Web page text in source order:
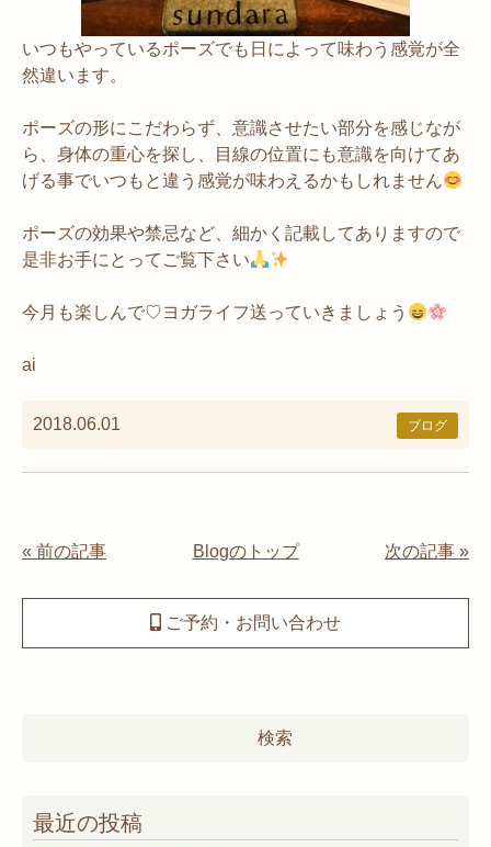
いつもやっているポーズでも日によって味わう感覚が全
然違います。
ポーズの形にこだわらず、意識させたい部分を感じなが
ら、身体の重心を探し、目線の位置にも意識を向けてあ
げる事でいつもと違う感覚が味わえるかもしれません
ポーズの効果や禁忌など、細かく記載してありますので
是非お手にとってご覧下さい
今月も楽しんで♡ヨガライフ送っていきましょう
ai
2018.06.01 ブログ
« 前の記事 Blogのトップ 次の記事 »
ご予約・お問い合わせ
最近の投稿